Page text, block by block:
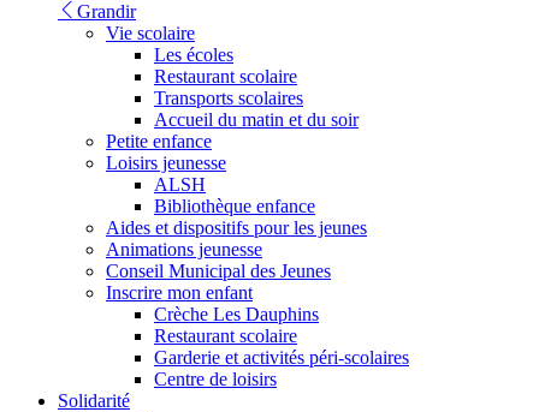
Grandir
Vie scolaire
Les écoles
Restaurant scolaire
Transports scolaires
Accueil du matin et du soir
Petite enfance
Loisirs jeunesse
ALSH
Bibliothèque enfance
Aides et dispositifs pour les jeunes
Animations jeunesse
Conseil Municipal des Jeunes
Inscrire mon enfant
Crèche Les Dauphins
Restaurant scolaire
Garderie et activités péri-scolaires
Centre de loisirs
Solidarité